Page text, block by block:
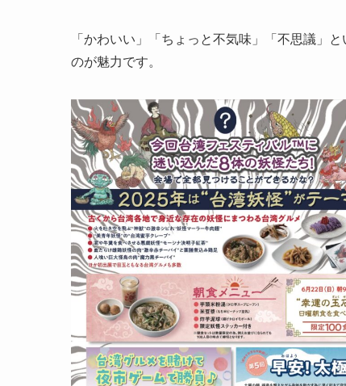
「かわいい」「ちょっと不気味」「不思議」
のが魅力です。